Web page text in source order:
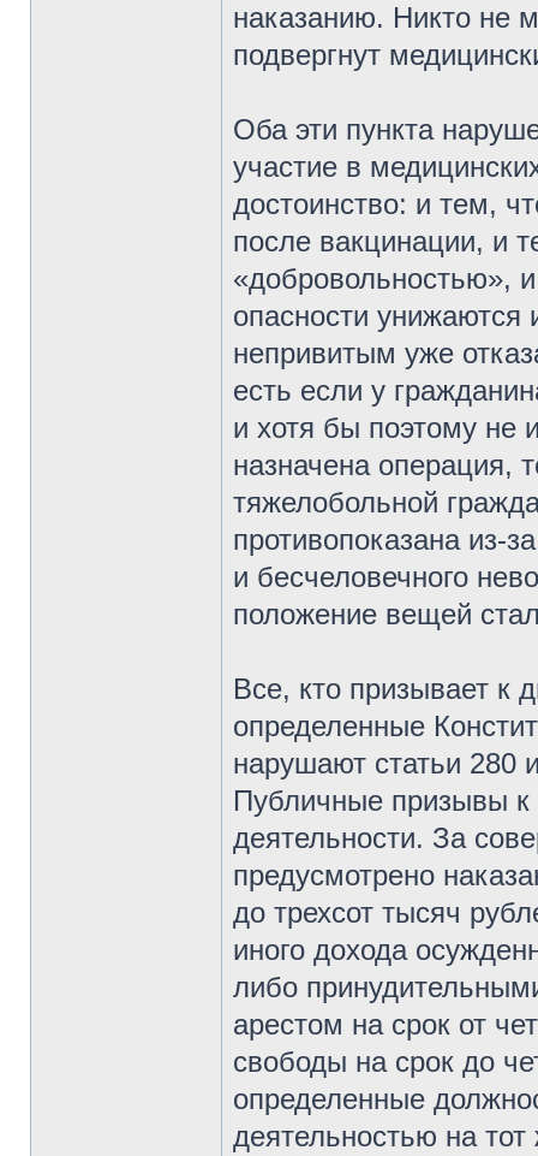
наказанию. Никто не
подвергнут
Оба эти пункта
участие в
достоинство: и тем,
после вакцинации, и
«добровольностью»,
опасности унижаются
непривитым уже
есть если у
и хотя бы поэтому не
назначена операция,
тяжелобольной
противопоказана из-
и бесчеловечного
положение вещей
Все, кто призывает к
определенные
нарушают статьи 280
Публичные призывы к
деятельности. За
предусмотрено
до трехсот тысяч
иного дохода
либо
арестом на срок от
свободы на срок до
определенные
деятельностью на